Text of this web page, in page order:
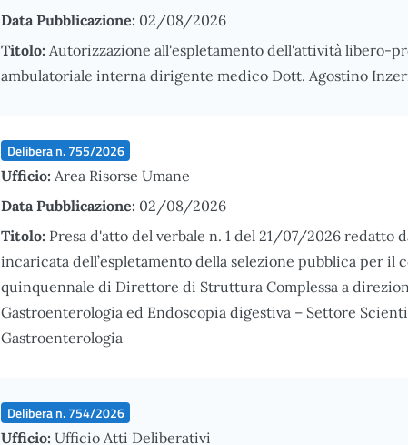
Data Pubblicazione: 02/08/2026
Titolo: Autorizzazione all'espletamento dell'attività libero-
ambulatoriale interna dirigente medico Dott. Agostino
Delibera n. 755/2026
Ufficio: Area Risorse Umane
Data Pubblicazione: 02/08/2026
Titolo: Presa d'atto del verbale n. 1 del 21/07/2026 redatto
incaricata dell’espletamento della selezione pubblica per il
quinquennale di Direttore di Struttura Complessa a
Gastroenterologia ed Endoscopia digestiva – Settore
Gastroenterologia
Delibera n. 754/2026
Ufficio: Ufficio Atti Deliberativi